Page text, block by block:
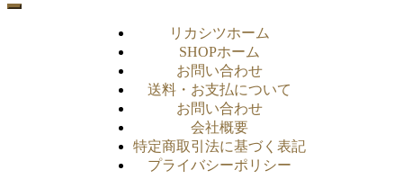
リカシツホーム
SHOPホーム
お問い合わせ
送料・お支払について
お問い合わせ
会社概要
特定商取引法に基づく表記
プライバシーポリシー